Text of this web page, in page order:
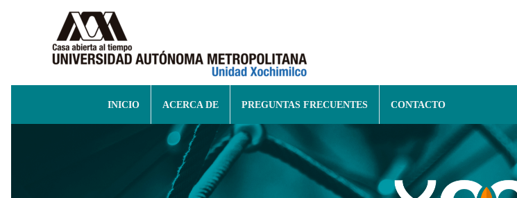
INICIO ACERCA DE PREGUNTAS FRECUENTES CONTACTO